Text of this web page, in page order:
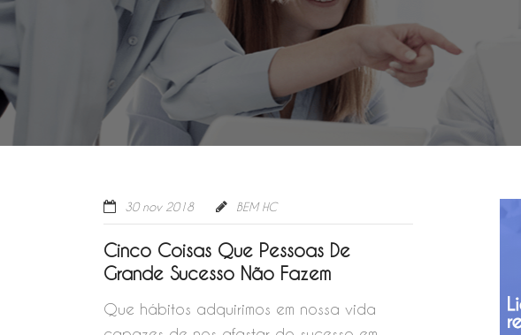
30 nov 2018 BEM HC
Cinco Coisas Que Pessoas De
Grande Sucesso Não Fazem
Que hábitos adquirimos em nossa vida